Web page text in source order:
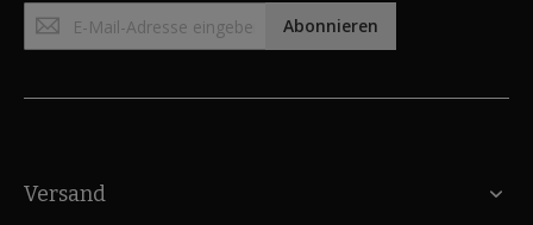
Anmeldung
zum
Abonnieren
Versand